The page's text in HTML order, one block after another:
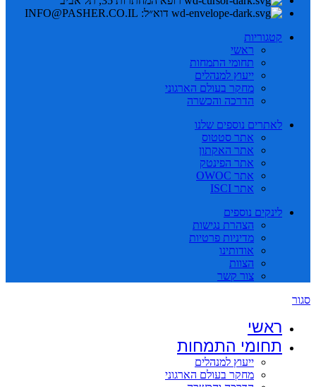
דוא״ל: INFO@PASHER.CO.IL
קטגוריות
ראשי
תחומי התמחות
ייעוץ למנהלים
מחקר בעולם הארגוני
הדרכה והכשרה
לאתרים נוספים שלנו
אתר סטטוס
אתר האקתון
אתר הפינטק
אתר OWOC
אתר ISCI
לינקים נוספים
הצהרת נגישות
מדיניות פרטיות
אודותינו
הצוות
צור קשר
סגור
ראשי
תחומי התמחות
ייעוץ למנהלים
מחקר בעולם הארגוני